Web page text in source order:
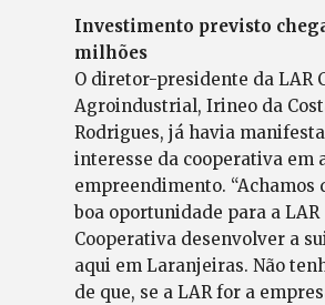
Investimento previsto
milhões
O diretor-presidente da LAR
Agroindustrial, Irineo da
Rodrigues, já havia
interesse da cooperativa em
empreendimento. “Achamos
boa oportunidade para a LAR
Cooperativa desenvolver a
aqui em Laranjeiras. Não
de que, se a LAR for a